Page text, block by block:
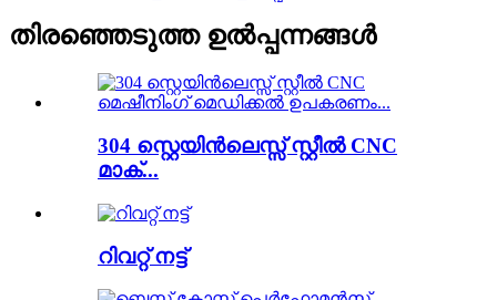
തിരഞ്ഞെടുത്ത ഉൽപ്പന്നങ്ങൾ
304 സ്റ്റെയിൻലെസ്സ് സ്റ്റീൽ CNC
മാക്...
റിവറ്റ് നട്ട്